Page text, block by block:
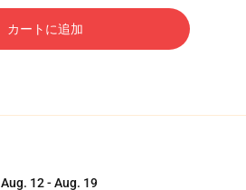
カートに追加
Aug. 12 - Aug. 19